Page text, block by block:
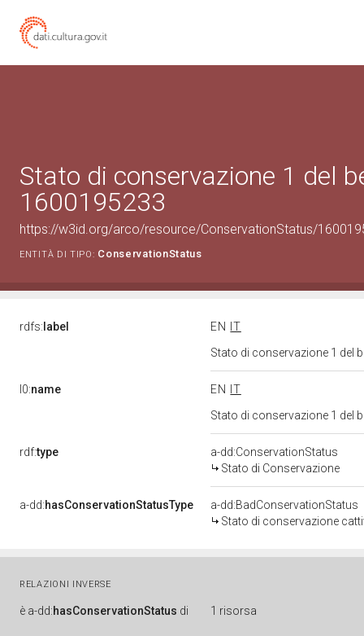
Stato di conservazione 1 del
1600195233
https://w3id.org/arco/resource/ConservationStatus/
ENTITÀ DI TIPO: ConservationStatus
rdfs: label EN
IT
Stato di conservazione 1 del
l0:name EN
IT
Stato di conservazione 1 del
rdf:type
a-dd:ConservationStatus
Stato di Conservazione
a-dd:hasConservationStatusType
a-dd:BadConservationStatus
Stato di conservazione
RELAZIONI INVERSE
è a-dd:hasConservationStatus di 1 risorsa